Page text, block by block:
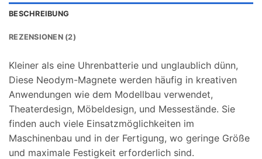
BESCHREIBUNG
REZENSIONEN (2)
Kleiner als eine Uhrenbatterie und unglaublich dünn,
Diese Neodym-Magnete werden häufig in kreativen
Anwendungen wie dem Modellbau verwendet,
Theaterdesign, Möbeldesign, und Messestände. Sie
finden auch viele Einsatzmöglichkeiten im
Maschinenbau und in der Fertigung, wo geringe Größe
und maximale Festigkeit erforderlich sind.